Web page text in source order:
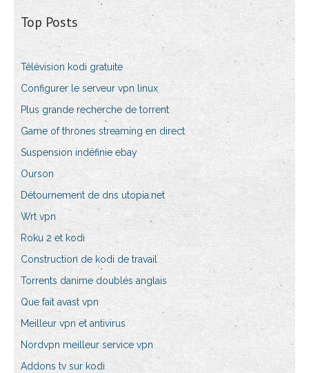
Top Posts
Télévision kodi gratuite
Configurer le serveur vpn linux
Plus grande recherche de torrent
Game of thrones streaming en direct
Suspension indéfinie ebay
Ourson
Détournement de dns utopia.net
Wrt vpn
Roku 2 et kodi
Construction de kodi de travail
Torrents danime doublés anglais
Que fait avast vpn
Meilleur vpn et antivirus
Nordvpn meilleur service vpn
Addons tv sur kodi